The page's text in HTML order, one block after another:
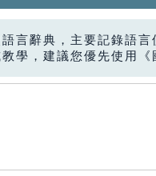
語言辭典，主要記錄語
學，建議您優先使用《